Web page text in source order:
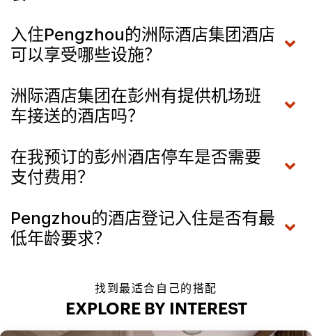
入住Pengzhou的洲际酒店集团酒店
可以享受哪些设施？
洲际酒店集团在彭州有提供机场班
车接送的酒店吗？
在我预订的彭州酒店停车是否需要
支付费用？
Pengzhou的酒店登记入住是否有最
低年龄要求？
找到最适合自己的搭配
EXPLORE BY INTEREST